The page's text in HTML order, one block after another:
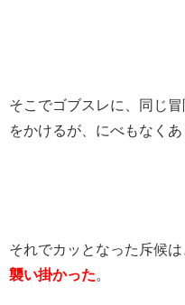
そこでゴブスレに、同じ
をかけるが、にべもなくあ
それでカッとなった斥候は
襲い掛かった